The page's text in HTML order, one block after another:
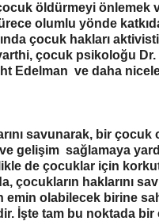
öldürmeyi önlemek
olumlu yönde
çocuk hakları
çocuk psikoloğu
Edelman ve daha
savunarak, bir çocuk
gelişim sağlamaya
de çocuklar için
çocukların haklarını
emin olabilecek birine
İşte tam bu noktada